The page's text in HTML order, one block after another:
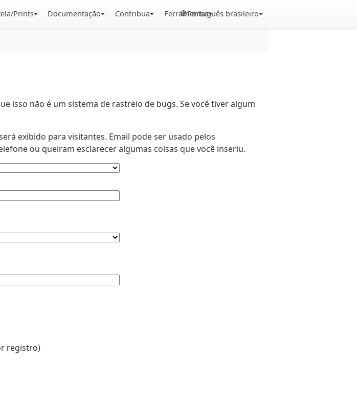
Prints Documentação Contribua FerramentasPortuguês brasileiro
isso não é um sistema de rastreio de bugs. Se você tiver algum
exibido para visitantes. Email pode ser usado pelos
ou queiram esclarecer algumas coisas que você inseriu.
registro)